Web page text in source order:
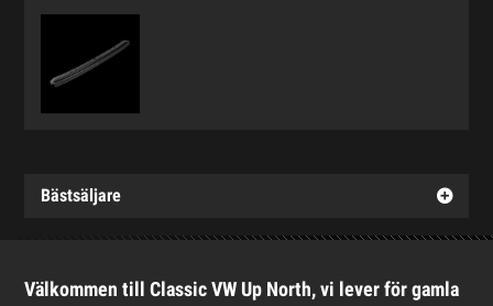
Bästsäljare
Välkommen till Classic VW Up North, vi lever för gamla